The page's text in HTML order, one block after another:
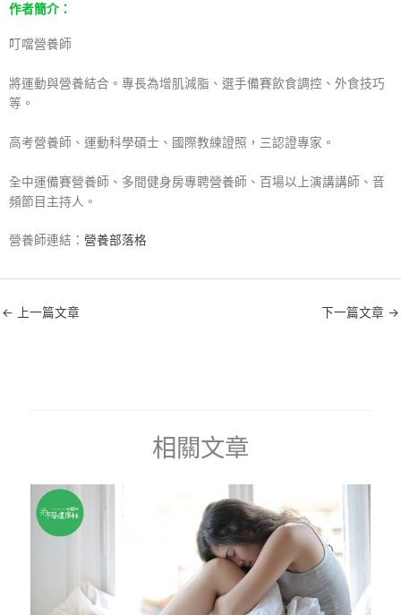
作者簡介：
叮噹營養師
將運動與營養結合。專長為增肌減脂、選手備賽飲食調控、外食技巧
等。
高考營養師、運動科學碩士、國際教練證照，三認證專家。
全中運備賽營養師、多間健身房專聘營養師、百場以上演講講師、音
頻節目主持人。
營養師連結： 營養部落格
← 上一篇文章 下一篇文章 →
相關文章